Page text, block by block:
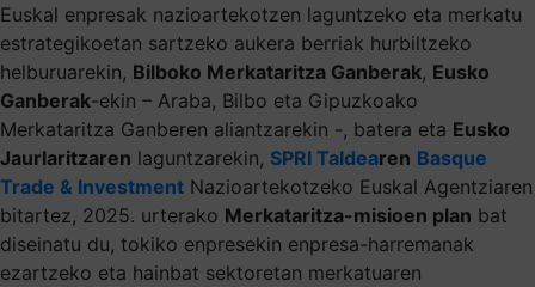
Euskal enpresak nazioartekotzen laguntzeko eta merkatu
estrategikoetan sartzeko aukera berriak hurbiltzeko
helburuarekin, Bilboko Merkataritza Ganberak, Eusko
Ganberak-ekin – Araba, Bilbo eta Gipuzkoako
Merkataritza Ganberen aliantzarekin -, batera eta Eusko
Jaurlaritzaren laguntzarekin, SPRI Taldearen Basque
Trade & Investment Nazioartekotzeko Euskal Agentziaren
bitartez, 2025. urterako Merkataritza-misioen plan bat
diseinatu du, tokiko enpresekin enpresa-harremanak
ezartzeko eta hainbat sektoretan merkatuaren